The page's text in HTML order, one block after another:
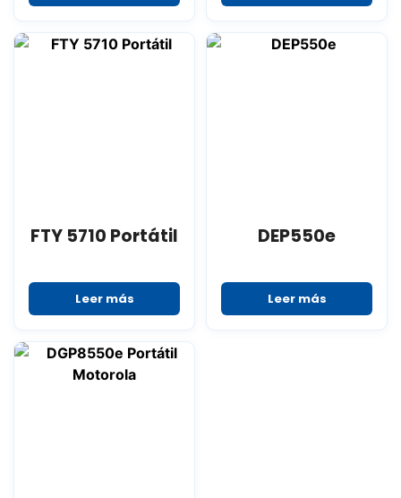
FTY 5710 Portátil
Leer más
DEP550e
Leer más